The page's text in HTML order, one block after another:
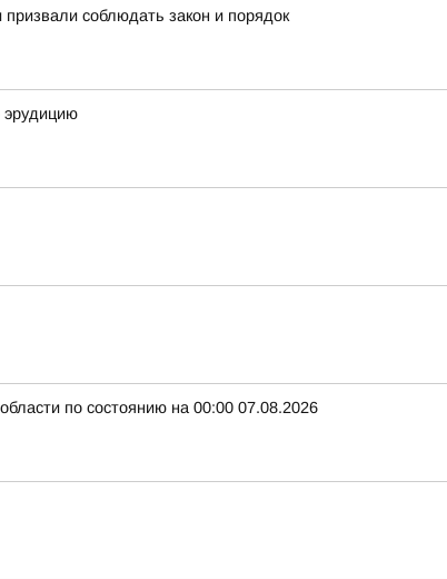
призвали соблюдать закон и порядок
эрудицию
по состоянию на 00:00 07.08.2026